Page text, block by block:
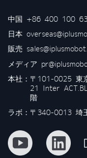
中国 +86 400 100
日本
販売
メディア
本社： 〒101-0025 東
21 Inter
階
ラボ：〒340-0013 埼